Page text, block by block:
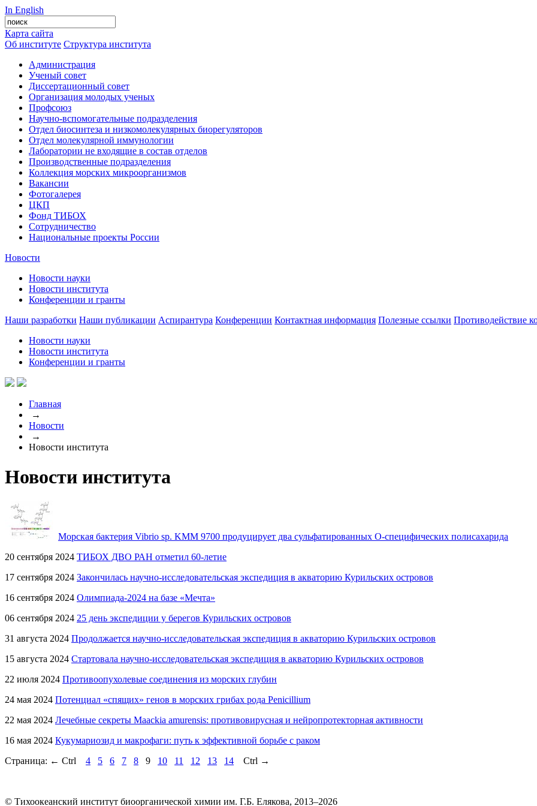
In English
Карта сайта
Об институте Структура института
Администрация
Ученый совет
Диссертационный совет
Организация молодых ученых
Профсоюз
Научно-вспомогательные подразделения
Отдел биосинтеза и низкомолекулярных биорегуляторов
Отдел молекулярной иммунологии
Лаборатории не входящие в состав отделов
Производственные подразделения
Коллекция морских микроорганизмов
Вакансии
Фотогалерея
ЦКП
Фонд ТИБОХ
Сотрудничество
Национальные проекты России
Новости
Новости науки
Новости института
Конференции и гранты
Наши разработки Наши публикации Аспирантура Конференции Контактная информация Полезные ссылки Противодействие
Новости науки
Новости института
Конференции и гранты
Главная
→
Новости
→
Новости института
Новости института
Морская бактерия Vibrio sp. KMM 9700 продуцирует два сульфатированных О-специфических полисахарида
20 сентября 2024 ТИБОХ ДВО РАН отметил 60-летие
17 сентября 2024 Закончилась научно-исследовательская экспедиция в акваторию Курильских островов
16 сентября 2024 Олимпиада-2024 на базе «Мечта»
06 сентября 2024 25 день экспедиции у берегов Курильских островов
31 августа 2024 Продолжается научно-исследовательская экспедиция в акваторию Курильских островов
15 августа 2024 Стартовала научно-исследовательская экспедиция в акваторию Курильских островов
22 июля 2024 Противоопухолевые соединения из морских глубин
24 мая 2024 Потенциал «спящих» генов в морских грибах рода Penicillium
22 мая 2024 Лечебные секреты Maackia amurensis: противовирусная и нейропротекторная активности
16 мая 2024 Кукумариозид и макрофаги: путь к эффективной борьбе с раком
Страница: ← Ctrl 4 5 6 7 8 9 10 11 12 13 14 Ctrl →
© Тихоокеанский институт биоорганической химии им. Г.Б. Елякова, 2013–2026